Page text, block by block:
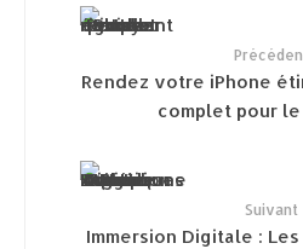
Rendez votre iPhone
complet pour
Suivant
Immersion Digitale :